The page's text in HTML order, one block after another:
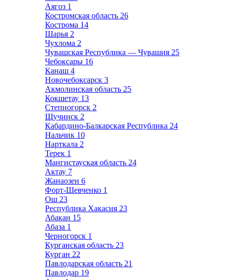
Аягоз 1
Костромская область 26
Кострома 14
Шарья 2
Чухлома 2
Чувашская Республика — Чувашия 25
Чебоксары 16
Канаш 4
Новочебоксарск 3
Акмолинская область 25
Кокшетау 13
Степногорск 2
Щучинск 2
Кабардино-Балкарская Республика 24
Нальчик 10
Нарткала 2
Терек 1
Мангистауская область 24
Актау 7
Жанаозен 6
Форт-Шевченко 1
Ош 23
Республика Хакасия 23
Абакан 15
Абаза 1
Черногорск 1
Курганская область 23
Курган 22
Павлодарская область 21
Павлодар 19